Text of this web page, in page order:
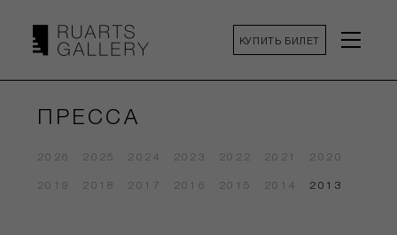
КУПИТЬ БИЛЕТ
ПРЕССА
2026 2025 2024 2023 2022 2021 2020
2019 2018 2017 2016 2015 2014 2013